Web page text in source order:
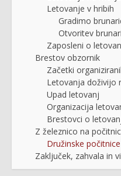
Letovanje v hribih
Gradimo
Otvoritev
Zaposleni o
Brestov obzornik
Začetki
Letovanja doživijo
Upad letovanj
Organizacija
Brestovci o
Z železnico na
Družinske počitnice
Zaključek, zahvala in